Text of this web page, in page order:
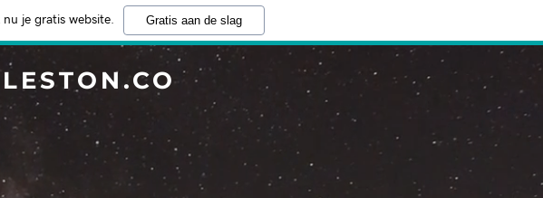
nu je gratis website. Gratis aan de slag